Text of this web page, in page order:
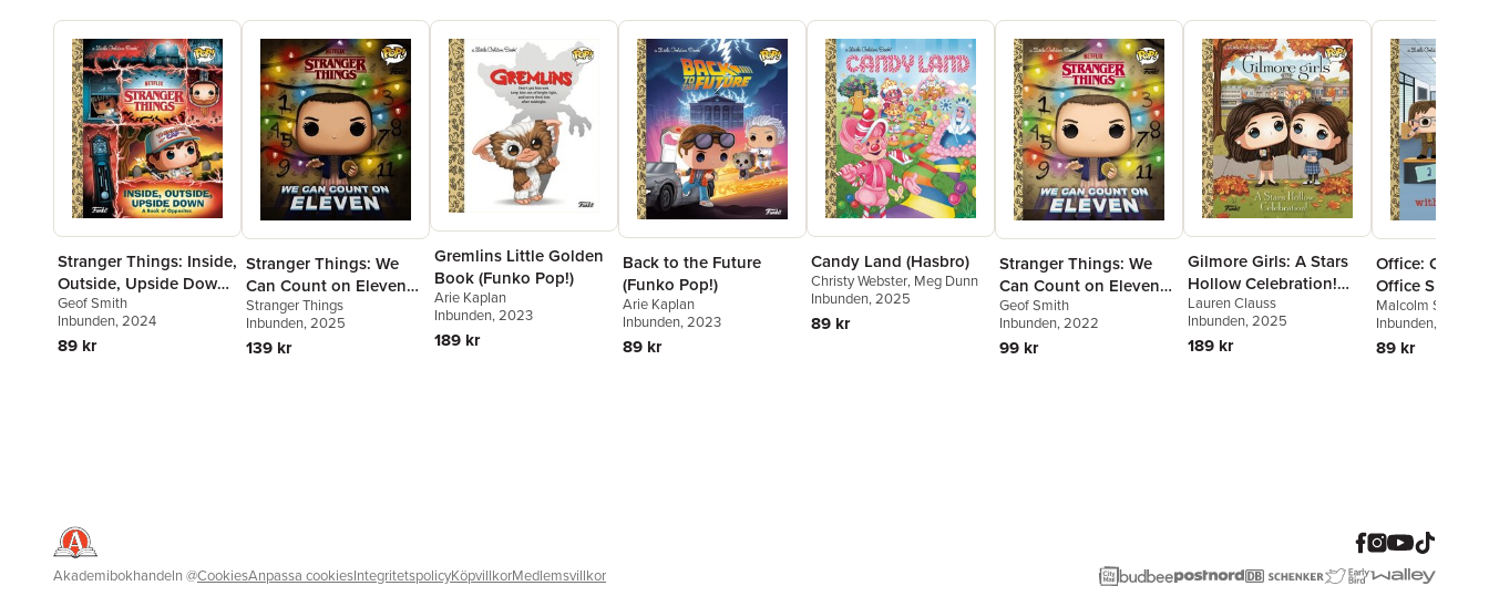
Stranger Things: Inside,
Outside, Upside Down
(Funko Pop!)
Geof Smith
Inbunden, 2024
89 kr
Stranger Things: We
Can Count on Eleven
(Funko Pop!)
Stranger Things
Inbunden, 2025
139 kr
Gremlins Little Golden
Book (Funko Pop!)
Arie Kaplan
Inbunden, 2023
189 kr
Back to the Future
(Funko Pop!)
Arie Kaplan
Inbunden, 2023
89 kr
Candy Land (Hasbro)
Christy Webster, Meg Dunn
Inbunden, 2025
89 kr
Stranger Things: We
Can Count on Eleven
(Funko Pop!)
Geof Smith
Inbunden, 2022
99 kr
Gilmore Girls: A Stars
Hollow Celebration!
(Funko Pop!)
Lauren Clauss
Inbunden, 2025
189 kr
Office:
Office
Pop!)
Malcolm Shealy
Inbunden, 2022
89 kr
Akademibokhandeln@CookiesAnpassa cookiesIntegritetspolicyKöpvillkorMedlemsvillkor